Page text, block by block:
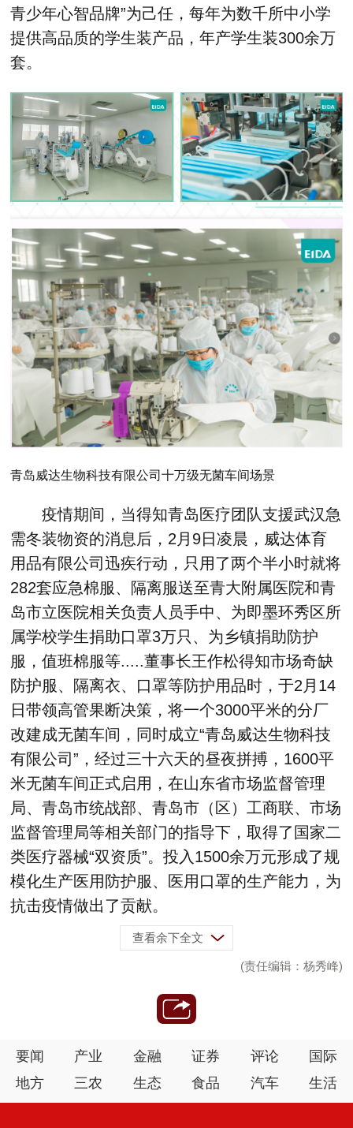
青少年心智品牌”为己任，每年为数千所中小学
提供高品质的学生装产品，年产学生装300余万
套。
青岛威达生物科技有限公司十万级无菌车间场景
疫情期间，当得知青岛医疗团队支援武汉急
需冬装物资的消息后，2月9日凌晨，威达体育
用品有限公司迅疾行动，只用了两个半小时就将
282套应急棉服、隔离服送至青大附属医院和青
岛市立医院相关负责人员手中、为即墨环秀区所
属学校学生捐助口罩3万只、为乡镇捐助防护
服，值班棉服等.....董事长王作松得知市场奇缺
防护服、隔离衣、口罩等防护用品时，于2月14
日带领高管果断决策，将一个3000平米的分厂
改建成无菌车间，同时成立“青岛威达生物科技
有限公司”，经过三十六天的昼夜拼搏，1600平
米无菌车间正式启用，在山东省市场监督管理
局、青岛市统战部、青岛市（区）工商联、市场
监督管理局等相关部门的指导下，取得了国家二
类医疗器械“双资质”。投入1500余万元形成了规
模化生产医用防护服、医用口罩的生产能力，为
抗击疫情做出了贡献。
查看余下全文
(责任编辑：杨秀峰)
要闻 产业 金融 证券 评论
国际
地方
三农 生态 食品 汽车 生活